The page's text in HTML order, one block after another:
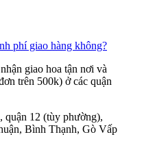
phí giao hàng không?
giao hoa tận nơi và
trên 500k) ở các quận
quận 12 (tùy phường),
Bình Thạnh, Gò Vấp